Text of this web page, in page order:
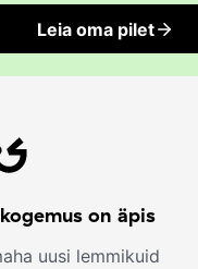
Leia oma pilet
on äpis
uusi lemmikuid